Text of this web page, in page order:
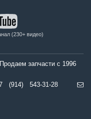
(230+ видео)
запчасти с 1996
(914) 543-31-28